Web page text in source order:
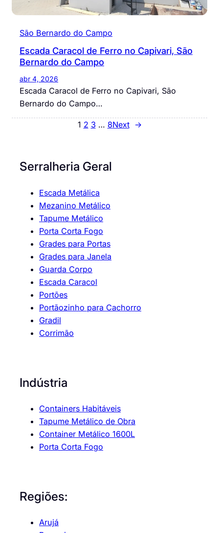
São Bernardo do Campo
Escada Caracol de Ferro no Capivari, São
Bernardo do Campo
abr 4, 2026
Escada Caracol de Ferro no Capivari, São
Bernardo do Campo…
1 2 3 … 8Next →
Serralheria Geral
Escada Metálica
Mezanino Metálico
Tapume Metálico
Porta Corta Fogo
Grades para Portas
Grades para Janela
Guarda Corpo
Escada Caracol
Portões
Portãozinho para Cachorro
Gradil
Corrimão
Indústria
Containers Habitáveis
Tapume Metálico de Obra
Container Metálico 1600L
Porta Corta Fogo
Regiões:
Arujá